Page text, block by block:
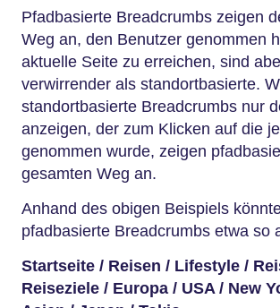
Pfadbasierte Breadcrumbs zeigen
Weg an, den Benutzer genommen
aktuelle Seite zu erreichen, sind
verwirrender als standortbasierte.
standortbasierte Breadcrumbs nur
anzeigen, der zum Klicken auf die
genommen wurde, zeigen
gesamten Weg an.
Anhand des obigen Beispiels
pfadbasierte Breadcrumbs etwa so
Startseite / Reisen / Lifestyle /
Reiseziele / Europa / USA / New